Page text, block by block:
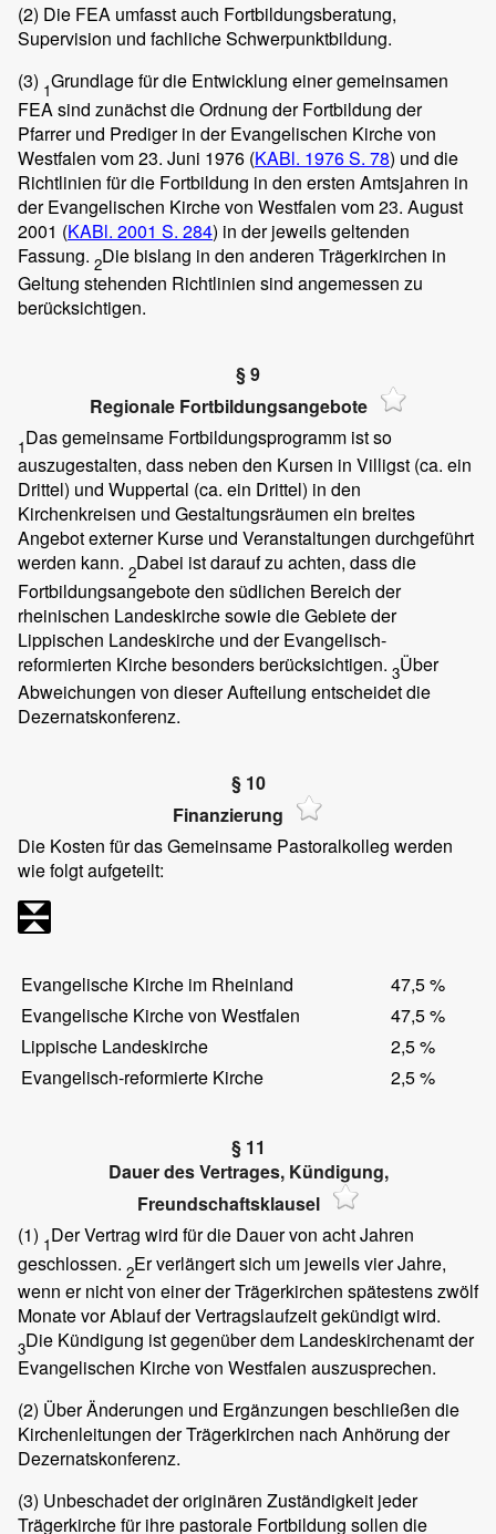
(2) Die FEA umfasst auch Fortbildungsberatung,
Supervision und fachliche Schwerpunktbildung.
(3) 1Grundlage für die Entwicklung einer gemeinsamen
FEA sind zunächst die Ordnung der Fortbildung der
Pfarrer und Prediger in der Evangelischen Kirche von
Westfalen vom 23. Juni 1976 (KABl. 1976 S. 78) und die
Richtlinien für die Fortbildung in den ersten Amtsjahren in
der Evangelischen Kirche von Westfalen vom 23. August
2001 (KABl. 2001 S. 284) in der jeweils geltenden
Fassung. 2Die bislang in den anderen Trägerkirchen in
Geltung stehenden Richtlinien sind angemessen zu
berücksichtigen.
§ 9
Regionale Fortbildungsangebote
1Das gemeinsame Fortbildungsprogramm ist so
auszugestalten, dass neben den Kursen in Villigst (ca. ein
Drittel) und Wuppertal (ca. ein Drittel) in den
Kirchenkreisen und Gestaltungsräumen ein breites
Angebot externer Kurse und Veranstaltungen durchgeführt
werden kann. 2Dabei ist darauf zu achten, dass die
Fortbildungsangebote den südlichen Bereich der
rheinischen Landeskirche sowie die Gebiete der
Lippischen Landeskirche und der Evangelisch-
reformierten Kirche besonders berücksichtigen. 3Über
Abweichungen von dieser Aufteilung entscheidet die
Dezernatskonferenz.
§ 10
Finanzierung
Die Kosten für das Gemeinsame Pastoralkolleg werden
wie folgt aufgeteilt:
Evangelische Kirche im Rheinland
47,5 %
Evangelische Kirche von Westfalen
47,5 %
Lippische Landeskirche
2,5 %
Evangelisch-reformierte Kirche
2,5 %
§ 11
Dauer des Vertrages, Kündigung,
Freundschaftsklausel
(1) 1Der Vertrag wird für die Dauer von acht Jahren
geschlossen. 2Er verlängert sich um jeweils vier Jahre,
wenn er nicht von einer der Trägerkirchen spätestens zwölf
Monate vor Ablauf der Vertragslaufzeit gekündigt wird.
3Die Kündigung ist gegenüber dem Landeskirchenamt der
Evangelischen Kirche von Westfalen auszusprechen.
(2) Über Änderungen und Ergänzungen beschließen die
Kirchenleitungen der Trägerkirchen nach Anhörung der
Dezernatskonferenz.
(3) Unbeschadet der originären Zuständigkeit jeder
Trägerkirche für ihre pastorale Fortbildung sollen die